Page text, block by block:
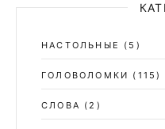
НАСТОЛЬНЫЕ (5)
ГОЛОВОЛОМКИ (115)
СЛОВА (2)